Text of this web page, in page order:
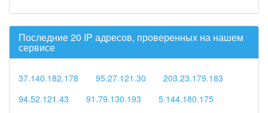
Последние 20 IP адресов, проверенных на нашем
сервисе
37.140.182.178 95.27.121.30
203.23.179.183
94.52.121.43
91.79.130.193
5.144.180.175